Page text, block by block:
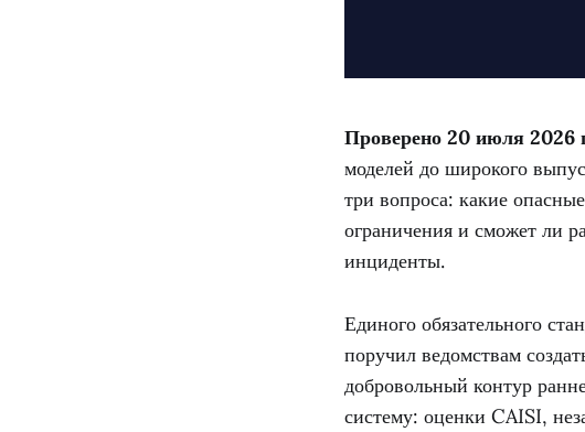
Проверено 20 июля 2026
моделей до широкого
три вопроса: какие
ограничения и сможет ли
инциденты.
Единого обязательного
поручил ведомствам
добровольный контур
систему: оценки CAISI,